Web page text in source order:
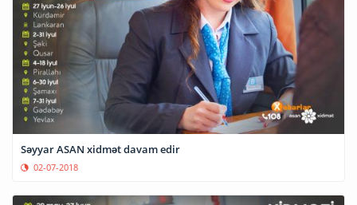
Səyyar ASAN xidmət davam edir
02-07-2018